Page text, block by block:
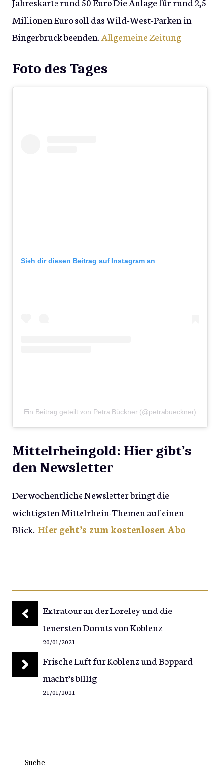
Millionen Euro soll das Wild-West-Parken in
Bingerbrück beenden.Allgemeine Zeitung
Foto des Tages
Sieh dir diesen Beitrag auf Instagram an
Ein Beitrag geteilt von Petra Bückner (@petrabueckner)
Mittelrheingold: Hier gibt’s
den Newsletter
Der wöchentliche Newsletter bringt die
wichtigsten Mittelrhein-Themen auf einen
Blick. Hier geht’s zum kostenlosen Abo
Extratour an der Loreley und die
teuersten Donuts von Koblenz
20/01/2021
Frische Luft für Koblenz und Boppard
macht’s billig
21/01/2021
Suche